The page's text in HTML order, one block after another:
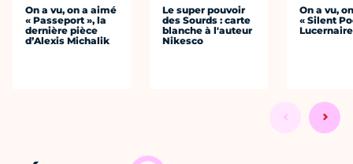
On a vu, on a aimé
« Passeport », la
dernière pièce
d’Alexis Michalik
Le super pouvoir
des Sourds : carte
blanche à l'auteur
Nikesco
On a vu,
« Silent
Lucernaire